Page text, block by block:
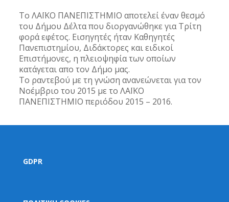
Το ΛΑΪΚΟ ΠΑΝΕΠΙΣΤΗΜΙΟ αποτελεί έναν θεσμό
του Δήμου Δέλτα που διοργανώθηκε για Τρίτη
φορά εφέτος. Εισηγητές ήταν Καθηγητές
Πανεπιστημίου, Διδάκτορες και ειδικοί
Επιστήμονες, η πλειοψηφία των οποίων
κατάγεται απο τον Δήμο μας.
Το ραντεβού με τη γνώση ανανεώνεται για τον
Νοέμβριο του 2015 με το ΛΑΪΚΟ
ΠΑΝΕΠΙΣΤΗΜΙΟ περιόδου 2015 – 2016.
GDPR